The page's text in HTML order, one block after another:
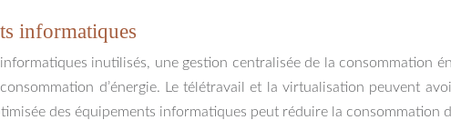
informatiques
inutilisés, une gestion centralisée de la consommation
d’énergie. Le télétravail et la virtualisation peuvent
des équipements informatiques peut réduire la consommation